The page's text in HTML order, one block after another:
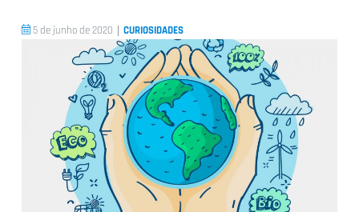
5 de junho de 2020 |CURIOSIDADES